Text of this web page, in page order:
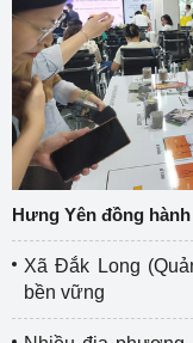
Hưng Yên đồng
Xã Đắk Long
bền vững